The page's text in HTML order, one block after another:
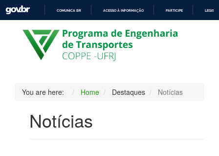
PARA
O
CONTEÚDO
COMUNICA BR ACESSO À INFORMAÇÃO PARTICIPE
You are here: Home Destaques Notícias
Notícias